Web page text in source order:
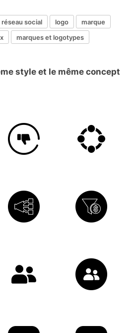
réseau social logo
marque
marques et logotypes
style et le même concept